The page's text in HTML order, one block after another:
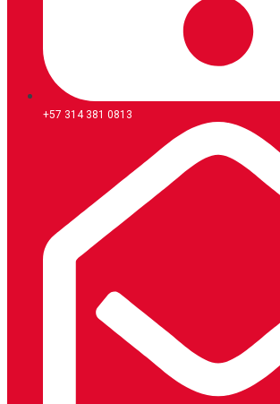
+57 314 381 0813